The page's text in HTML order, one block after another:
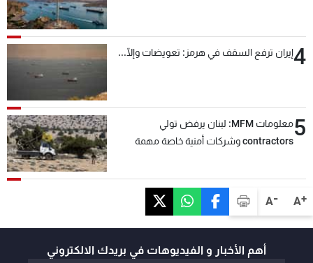
A+
A-
4إيران ترفع السقف في هرمز: تعويضات وإلّا...
5
معلومات MFM: لبنان يرفض تولي
contractors وشركات أمنية خاصة مهمة
أهم الأخبار و الفيديوهات في بريدك الالكتروني